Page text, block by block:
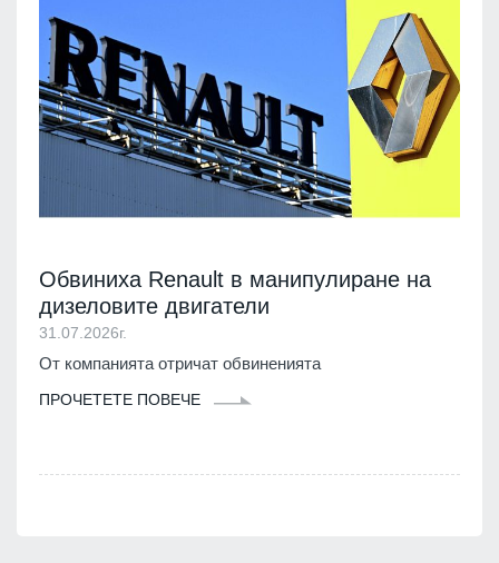
Обвиниха Renault в манипулиране на
дизеловите двигатели
31.07.2026г.
От компанията отричат обвиненията
ПРОЧЕТЕТЕ ПОВЕЧЕ